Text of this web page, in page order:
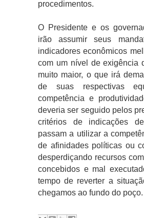
procedimentos.
O Presidente e os
irão assumir seus
indicadores econômicos
com um nível de exigência
muito maior, o que irá
de suas respectivas
competência e
deveria ser seguido pelos
critérios de indicações
passam a utilizar a
de afinidades políticas ou
desperdiçando recursos
concebidos e mal
tempo de reverter a
chegamos ao fundo do poço.